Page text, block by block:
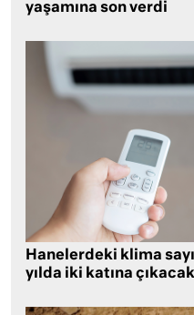
yaşamına son verdi
Hanelerdeki klima
yılda iki katına çıkacak